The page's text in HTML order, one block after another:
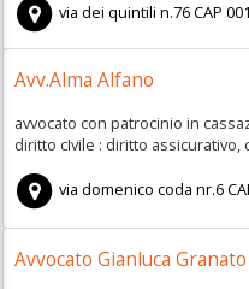
via dei quintili n.76CAP
Avv.Alma Alfano
avvocato con patrocinio in
diritto cIvile : diritto assicurativo,
via domenico coda nr.6
Avvocato Gianluca Granato